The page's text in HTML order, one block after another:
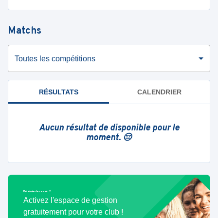
Matchs
Toutes les compétitions
RÉSULTATS CALENDRIER
Aucun résultat de disponible pour le
moment. 😔
Bénévole de ce club ?
Activez l'espace de gestion
gratuitement pour votre club !